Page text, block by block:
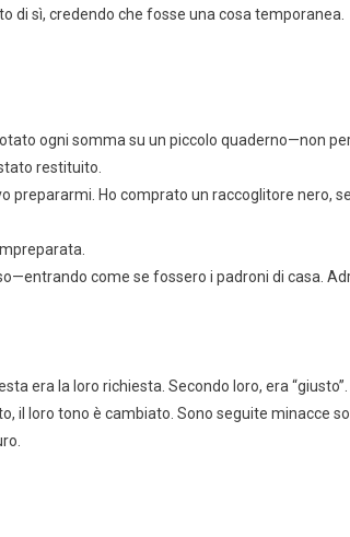
di sì, credendo che fosse una cosa temporanea.
ogni somma su un piccolo quaderno—non
restituito.
prepararmi. Ho comprato un raccoglitore nero,
come se fossero i padroni di casa.
era la loro richiesta. Secondo loro, era “giusto”.
il loro tono è cambiato. Sono seguite minacce